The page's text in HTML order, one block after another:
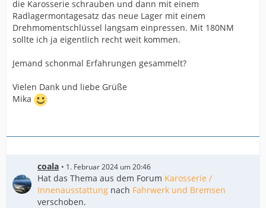
die Karosserie schrauben und dann mit einem
Radlagermontagesatz das neue Lager mit einem
Drehmomentschlüssel langsam einpressen. Mit 180NM
sollte ich ja eigentlich recht weit kommen.
Jemand schonmal Erfahrungen gesammelt?
Vielen Dank und liebe Grüße
Mika
coala 1. Februar 2024 um 20:46
Hat das Thema aus dem Forum Karosserie /
Innenausstattung nach Fahrwerk und Bremsen
verschoben.